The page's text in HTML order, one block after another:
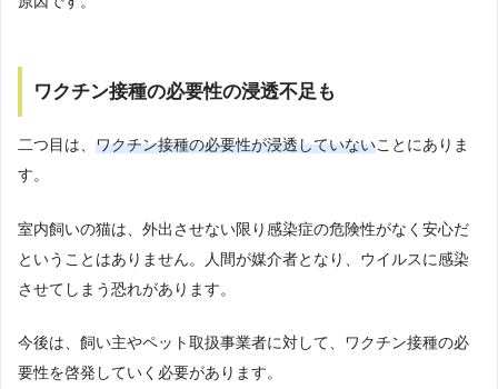
ワクチン接種の必要性の浸透不足も
二つ目は、 ワクチン接種の必要性が浸透していないことにありま
す。
室内飼いの猫は、外出させない限り感染症の危険性がなく安心だ
ということはありません。人間が媒介者となり、ウイルスに感染
させてしまう恐れがあります。
今後は、飼い主やペット取扱事業者に対して、ワクチン接種の必
要性を啓発していく必要があります。